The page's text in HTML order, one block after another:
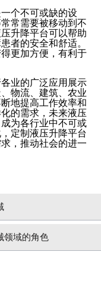
个不可或缺的设
常需要被移动到不
升降平台可以帮助
者的安全和舒适。
更加方便，有利于
业的广泛应用展示
物流、建筑、农业
地提高工作效率和
的需求，未来液压
为各行业中不可或
定制液压升降平台
，推动社会的进一
领域的角色